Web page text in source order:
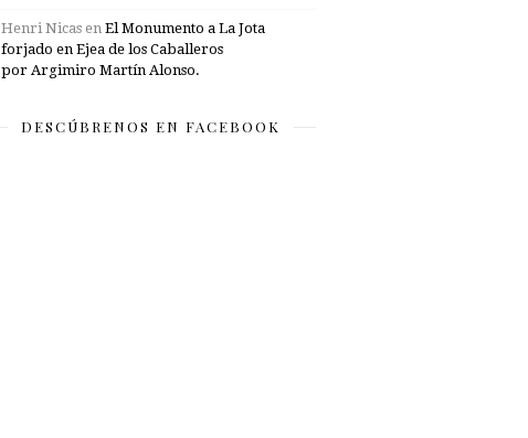
Henri Nicas en El Monumento a La Jota
forjado en Ejea de los Caballeros
por Argimiro Martín Alonso.
DESCÚBRENOS EN FACEBOOK